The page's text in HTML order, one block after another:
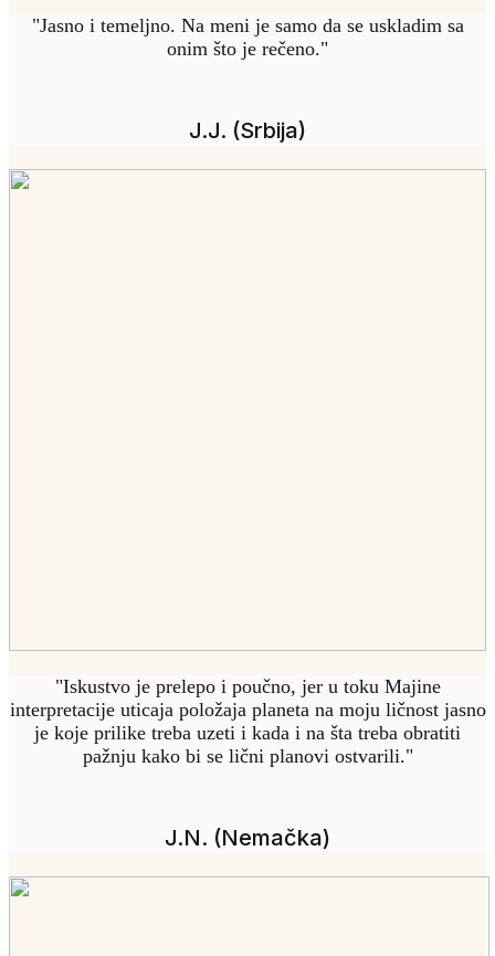
"Jasno i temeljno. Na meni je samo da se uskladim sa
onim što je rečeno."
J.J. (Srbija)
"Iskustvo je prelepo i poučno, jer u toku Majine
interpretacije uticaja položaja planeta na moju ličnost jasno
je koje prilike treba uzeti i kada i na šta treba obratiti
pažnju kako bi se lični planovi ostvarili."
J.N. (Nemačka)